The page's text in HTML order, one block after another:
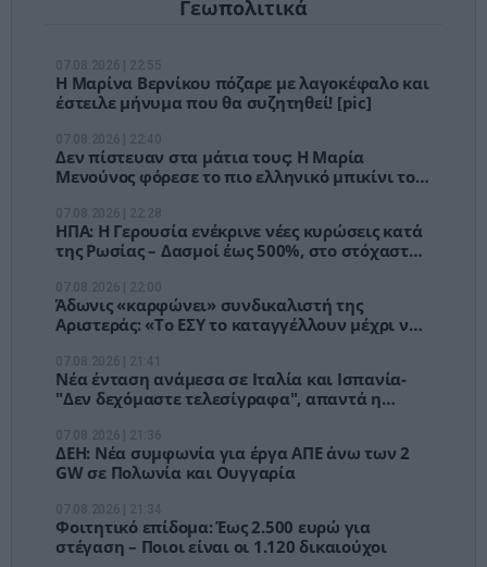
Γεωπολιτικά
Η Μαρίνα Βερνίκου πόζαρε με λαγοκέφαλο και
έστειλε μήνυμα που θα συζητηθεί! [pic]
Δεν πίστευαν στα μάτια τους: Η Μαρία
Μενούνος φόρεσε το πιο ελληνικό μπικίνι του
ΗΠΑ: Η Γερουσία ενέκρινε νέες κυρώσεις κατά
της Ρωσίας – Δασμοί έως 500%, στο στόχαστρο
Άδωνις «καρφώνει» συνδικαλιστή της
Αριστεράς: «Το ΕΣΥ το καταγγέλλουν μέχρι να
Νέα ένταση ανάμεσα σε Ιταλία και Ισπανία-
"Δεν δεχόμαστε τελεσίγραφα", απαντά η
ΔΕΗ: Νέα συμφωνία για έργα ΑΠΕ άνω των 2
GW σε Πολωνία και Ουγγαρία
Φοιτητικό επίδομα: Έως 2.500 ευρώ για
στέγαση – Ποιοι είναι οι 1.120 δικαιούχοι